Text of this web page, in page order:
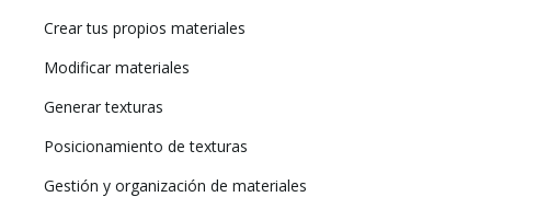
Crear tus propios materiales
Modificar materiales
Generar texturas
Posicionamiento de texturas
Gestión y organización de materiales